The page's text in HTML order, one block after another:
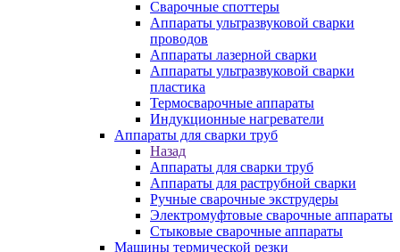
Сварочные споттеры
Аппараты ультразвуковой сварки
проводов
Аппараты лазерной сварки
Аппараты ультразвуковой сварки
пластика
Термосварочные аппараты
Индукционные нагреватели
Аппараты для сварки труб
Назад
Аппараты для сварки труб
Аппараты для раструбной сварки
Ручные сварочные экструдеры
Электромуфтовые сварочные аппараты
Стыковые сварочные аппараты
Машины термической резки